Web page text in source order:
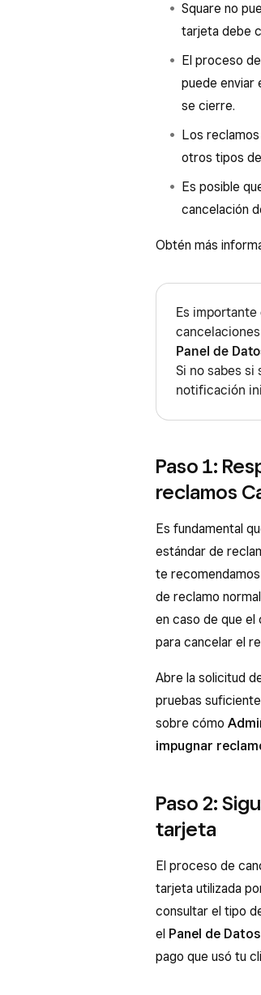
Square no
tarjeta debe
El proceso
puede enviar
se cierre.
Los
otros tipos
Es posible
cancelación
Obtén más
Es
Panel de
Si no sabes
notificación
Paso 1:
reclamos
Es fundamental
estándar de
te
de reclamo
en caso de que el
para cancelar el
Abre la solicitud
pruebas
sobre cómo
impugnar
Paso 2:
tarjeta
El proceso de
tarjeta utilizada
consultar el tipo
el Panel de
pago que usó tu